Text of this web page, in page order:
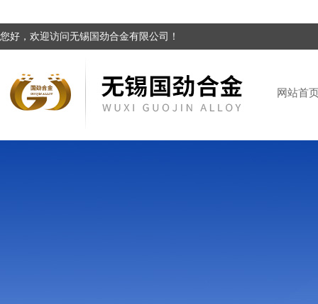
您好，欢迎访问无锡国劲合金有限公司！
网站首